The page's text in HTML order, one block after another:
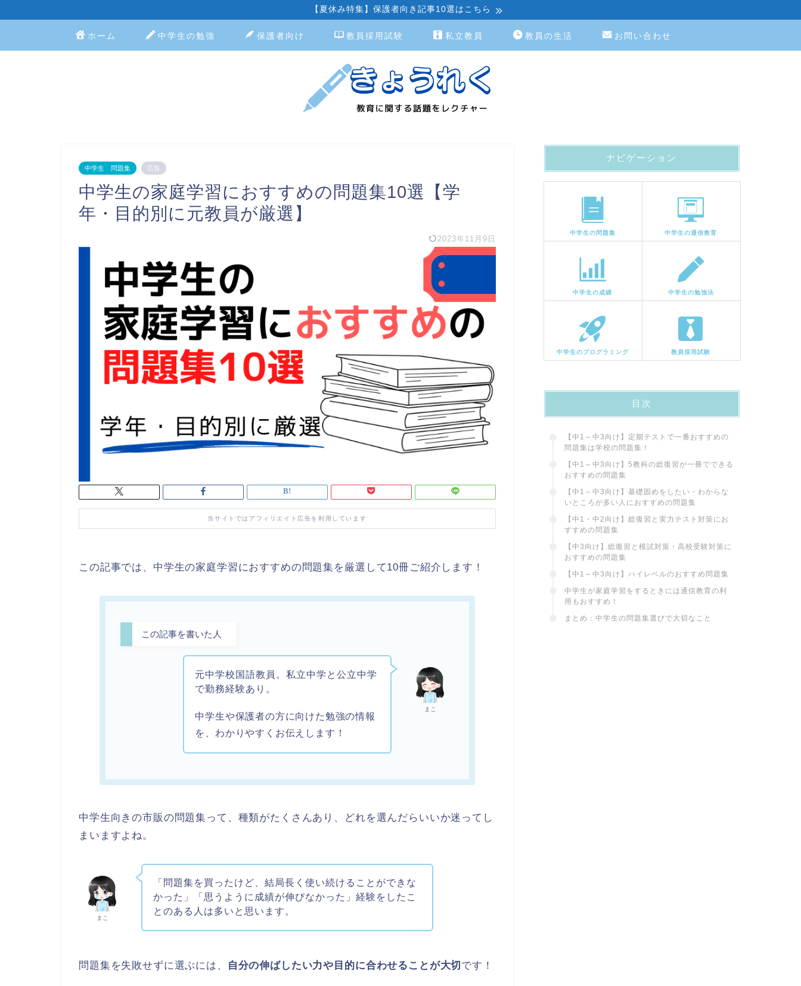
【夏休み特集】保護者向き記事10選はこちら
ホーム 中学生の勉強 保護者向け 教員採用試験 私立教員 教員の生活 お問い合わせ
中学生 問題集 広告
中学生の家庭学習におすすめの問題集10選【学
年・目的別に元教員が厳選】
2023年11月9日
当サイトではアフィリエイト広告を利用しています
この記事では、中学生の家庭学習におすすめの問題集を厳選して10冊ご紹介します！
この記事を書いた人
まこ
元中学校国語教員。私立中学と公立中学
で勤務経験あり。
中学生や保護者の方に向けた勉強の情報
を、わかりやすくお伝えします！
中学生向きの市販の問題集って、種類がたくさんあり、どれを選んだらいいか迷ってし
まいますよね。
まこ
「問題集を買ったけど、結局長く使い続けることができな
かった」「思うように成績が伸びなかった」経験をしたこ
とのある人は多いと思います。
問題集を失敗せずに選ぶには、 自分の伸ばしたい力や目的に合わせることが大切 です！
ナビゲーション
中学生の問題集 中学生の通信教育
中学生の成績 中学生の勉強法
中学生のプログラミング 教員採用試験
目次
【中1～中3向け】定期テストで一番おすすめの
問題集は学校の問題集！
【中1～中3向け】5教科の総復習が一冊でできる
おすすめの問題集
【中1～中3向け】基礎固めをしたい・わからな
いところが多い人におすすめの問題集
【中1・中2向け】総復習と実力テスト対策にお
すすめの問題集
【中3向け】総復習と模試対策・高校受験対策に
おすすめの問題集
【中1～中3向け】ハイレベルのおすすめ問題集
中学生が家庭学習をするときには通信教育の利
用もおすすめ！
まとめ：中学生の問題集選びで大切なこと